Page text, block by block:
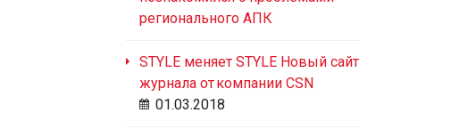
регионального АПК
STYLE меняет STYLE Новый сайт
журнала от компании CSN
01.03.2018